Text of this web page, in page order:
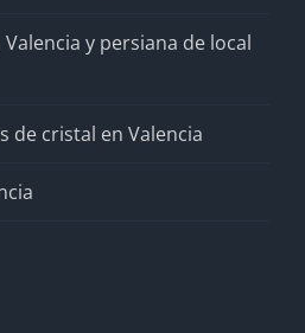
y persiana de local
de cristal en Valencia